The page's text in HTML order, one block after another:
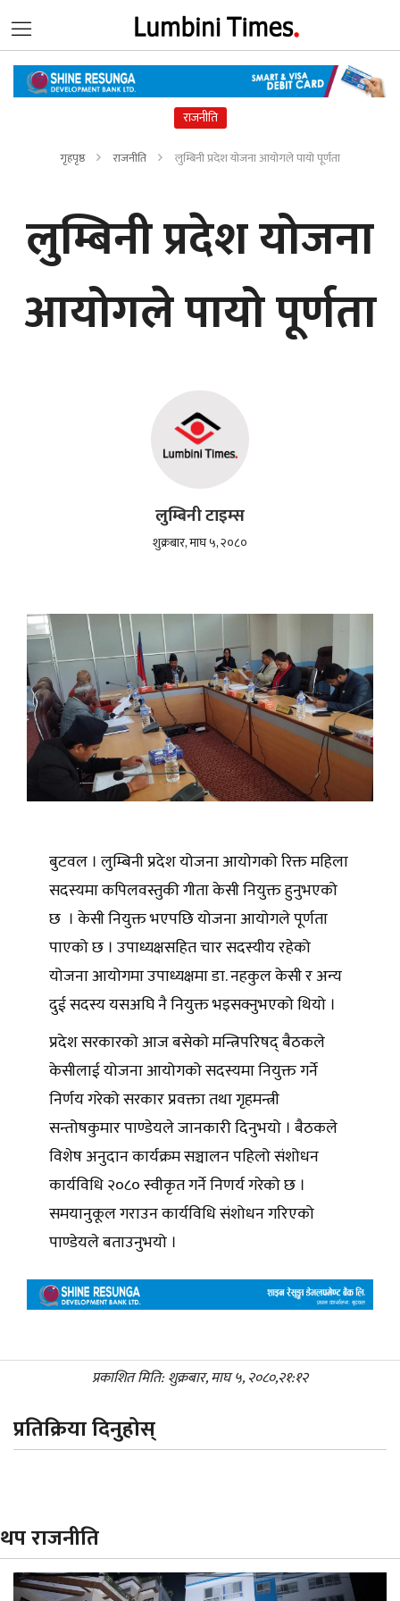
राजनीति
गृहपृष्ठ राजनीति लुम्बिनी प्रदेश योजना आयोगले पायो पूर्णता
लुम्बिनी प्रदेश योजना
आयोगले पायो पूर्णता
लुम्बिनी टाइम्स
शुक्रबार, माघ ५, २०८०
बुटवल । लुम्बिनी प्रदेश योजना आयोगको रिक्त महिला
सदस्यमा कपिलवस्तुकी गीता केसी नियुक्त हुनुभएको
छ । केसी नियुक्त भएपछि योजना आयोगले पूर्णता
पाएको छ । उपाध्यक्षसहित चार सदस्यीय रहेको
योजना आयोगमा उपाध्यक्षमा डा. नहकुल केसी र अन्य
दुई सदस्य यसअघि नै नियुक्त भइसक्नुभएको थियो ।
प्रदेश सरकारको आज बसेको मन्त्रिपरिषद् बैठकले
केसीलाई योजना आयोगको सदस्यमा नियुक्त गर्ने
निर्णय गरेको सरकार प्रवक्ता तथा गृहमन्त्री
सन्तोषकुमार पाण्डेयले जानकारी दिनुभयो । बैठकले
विशेष अनुदान कार्यक्रम सञ्चालन पहिलो संशोधन
कार्यविधि २०८० स्वीकृत गर्ने निणर्य गरेको छ ।
समयानुकूल गराउन कार्यविधि संशोधन गरिएको
पाण्डेयले बताउनुभयो ।
प्रकाशित मिति: शुक्रबार, माघ ५, २०८०,२१:१२
प्रतिक्रिया दिनुहोस्
थप राजनीति